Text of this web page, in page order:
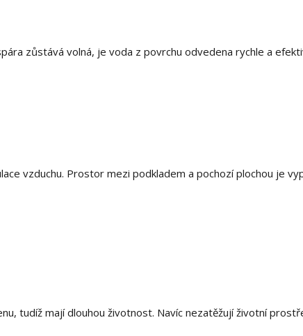
zůstává volná, je voda z povrchu odvedena rychle a
vzduchu. Prostor mezi podkladem a pochozí plochou je
tudíž mají dlouhou životnost. Navíc nezatěžují životní